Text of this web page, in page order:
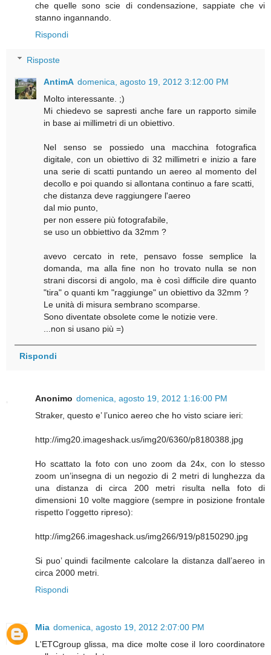
che quelle sono scie di condensazione, sappiate che vi
stanno ingannando.
Rispondi
Risposte
AntimA domenica, agosto 19, 2012 3:12:00 PM
Molto interessante. ;)
Mi chiedevo se sapresti anche fare un rapporto simile
in base ai millimetri di un obiettivo.
Nel senso se possiedo una macchina fotografica
digitale, con un obiettivo di 32 millimetri e inizio a fare
una serie di scatti puntando un aereo al momento del
decollo e poi quando si allontana continuo a fare scatti,
che distanza deve raggiungere l'aereo
dal mio punto,
per non essere più fotografabile,
se uso un obbiettivo da 32mm ?
avevo cercato in rete, pensavo fosse semplice la
domanda, ma alla fine non ho trovato nulla se non
strani discorsi di angolo, ma è così difficile dire quanto
"tira" o quanti km "raggiunge" un obiettivo da 32mm ?
Le unità di misura sembrano scomparse.
Sono diventate obsolete come le notizie vere.
...non si usano più =)
Rispondi
Anonimo domenica, agosto 19, 2012 1:16:00 PM
Straker, questo e’ l’unico aereo che ho visto sciare ieri:
http://img20.imageshack.us/img20/6360/p8180388.jpg
Ho scattato la foto con uno zoom da 24x, con lo stesso
zoom un’insegna di un negozio di 2 metri di lunghezza da
una distanza di circa 200 metri risulta nella foto di
dimensioni 10 volte maggiore (sempre in posizione frontale
rispetto l’oggetto ripreso):
http://img266.imageshack.us/img266/919/p8150290.jpg
Si puo’ quindi facilmente calcolare la distanza dall’aereo in
circa 2000 metri.
Rispondi
Mia domenica, agosto 19, 2012 2:07:00 PM
L'ETCgroup glissa, ma dice molte cose il loro coordinatore